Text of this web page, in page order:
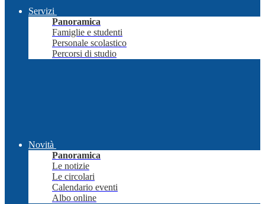
Servizi
Panoramica
Famiglie e studenti
Personale scolastico
Percorsi di studio
Novità
Panoramica
Le notizie
Le circolari
Calendario eventi
Albo online